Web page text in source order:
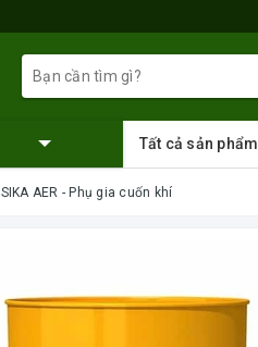
Tất cả sản phẩm
SIKA AER - Phụ gia cuốn khí